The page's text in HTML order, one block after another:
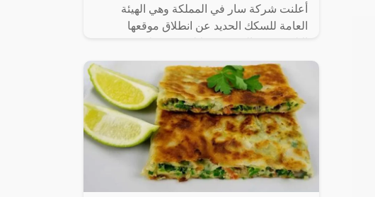
أعلنت شركة سار في المملكة وهي الهيئة
العامة للسكك الحديد عن انطلاق موقعها
الأشخاص حجز القطارات ومعرفة المواعيد
المختلفة لها،